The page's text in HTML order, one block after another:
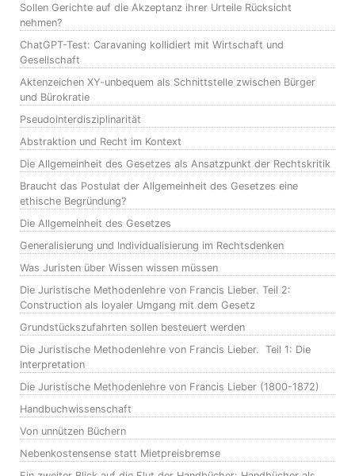
Sollen Gerichte auf die Akzeptanz ihrer Urteile Rücksicht
nehmen?
ChatGPT-Test: Caravaning kollidiert mit Wirtschaft und
Gesellschaft
Aktenzeichen XY-unbequem als Schnittstelle zwischen Bürger
und Bürokratie
Pseudointerdisziplinarität
Abstraktion und Recht im Kontext
Die Allgemeinheit des Gesetzes als Ansatzpunkt der Rechtskritik
Braucht das Postulat der Allgemeinheit des Gesetzes eine
ethische Begründung?
Die Allgemeinheit des Gesetzes
Generalisierung und Individualisierung im Rechtsdenken
Was Juristen über Wissen wissen müssen
Die Juristische Methodenlehre von Francis Lieber. Teil 2:
Construction als loyaler Umgang mit dem Gesetz
Grundstückszufahrten sollen besteuert werden
Die Juristische Methodenlehre von Francis Lieber. Teil 1: Die
Interpretation
Die Juristische Methodenlehre von Francis Lieber (1800-1872)
Handbuchwissenschaft
Von unnützen Büchern
Nebenkostensense statt Mietpreisbremse